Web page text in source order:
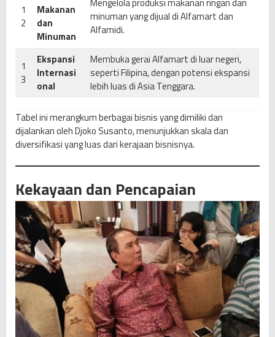
1
2
Makanan
dan
Minuman
minuman yang dijual di Alfamart dan
Alfamidi.
1
3
Ekspansi
Internasi
onal
Membuka gerai Alfamart di luar negeri,
seperti Filipina, dengan potensi ekspansi
lebih luas di Asia Tenggara.
Tabel ini merangkum berbagai bisnis yang dimiliki dan
dijalankan oleh Djoko Susanto, menunjukkan skala dan
diversifikasi yang luas dari kerajaan bisnisnya.
Kekayaan dan Pencapaian